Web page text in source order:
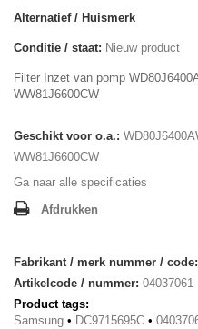
Alternatief / Huismerk
Conditie / staat: Nieuw product
Filter Inzet van pomp
WW81J6600CW
Geschikt voor o.a.:
WW81J6600CW
Ga naar alle specificaties
Afdrukken
Fabrikant / merk nummer / code:
Artikelcode / nummer: 04037061
Product tags:
Samsung • DC9715695C •